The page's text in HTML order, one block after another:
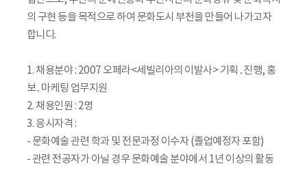
의 구현 등을 목적으로 하여 문화도시 부천을 만들어 나가고자
합니다.
1. 채용분야 : 2007 오페라<세빌리아의 이발사> 기획․진행, 홍
보․마케팅 업무지원
2. 채용인원 : 2명
3. 응시자격 :
- 문화예술 관련 학과 및 전문과정 이수자 (졸업예정자 포함)
- 관련 전공자가 아닐 경우 문화예술 분야에서 1년 이상의 활동